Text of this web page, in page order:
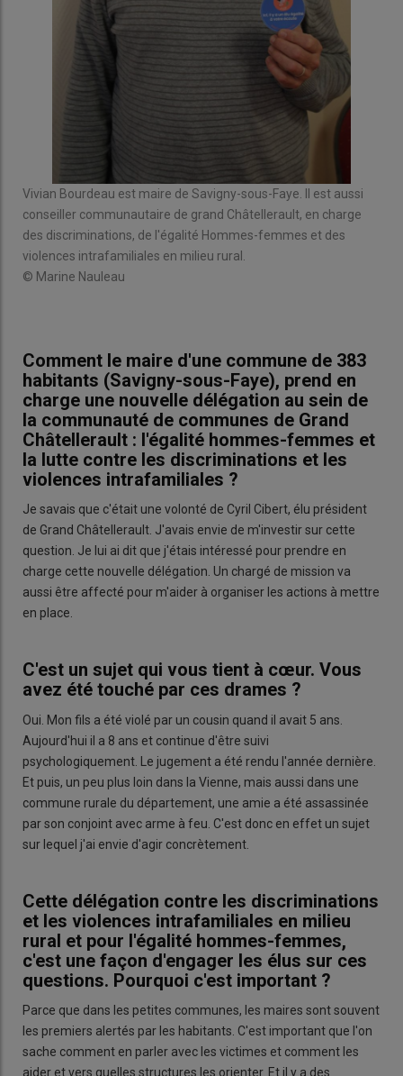
Vivian Bourdeau est maire de Savigny-sous-Faye. Il est aussi
conseiller communautaire de grand Châtellerault, en charge
des discriminations, de l'égalité Hommes-femmes et des
violences intrafamiliales en milieu rural.
© Marine Nauleau
Comment le maire d'une commune de 383
habitants (Savigny-sous-Faye), prend en
charge une nouvelle délégation au sein de
la communauté de communes de Grand
Châtellerault : l'égalité hommes-femmes et
la lutte contre les discriminations et les
violences intrafamiliales ?
Je savais que c'était une volonté de Cyril Cibert, élu président
de Grand Châtellerault. J'avais envie de m'investir sur cette
question. Je lui ai dit que j'étais intéressé pour prendre en
charge cette nouvelle délégation. Un chargé de mission va
aussi être affecté pour m'aider à organiser les actions à mettre
en place.
C'est un sujet qui vous tient à cœur. Vous
avez été touché par ces drames ?
Oui. Mon fils a été violé par un cousin quand il avait 5 ans.
Aujourd'hui il a 8 ans et continue d'être suivi
psychologiquement. Le jugement a été rendu l'année dernière.
Et puis, un peu plus loin dans la Vienne, mais aussi dans une
commune rurale du département, une amie a été assassinée
par son conjoint avec arme à feu. C'est donc en effet un sujet
sur lequel j'ai envie d'agir concrètement.
Cette délégation contre les discriminations
et les violences intrafamiliales en milieu
rural et pour l'égalité hommes-femmes,
c'est une façon d'engager les élus sur ces
questions. Pourquoi c'est important ?
Parce que dans les petites communes, les maires sont souvent
les premiers alertés par les habitants. C'est important que l'on
sache comment en parler avec les victimes et comment les
aider et vers quelles structures les orienter. Et il y a des